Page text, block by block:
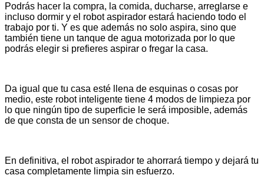
Podrás hacer la compra, la comida, ducharse, arreglarse e
incluso dormir y el robot aspirador estará haciendo todo el
trabajo por ti. Y es que además no solo aspira, sino que
también tiene un tanque de agua motorizada por lo que
podrás elegir si prefieres aspirar o fregar la casa.
Da igual que tu casa esté llena de esquinas o cosas por
medio, este robot inteligente tiene 4 modos de limpieza por
lo que ningún tipo de superficie le será imposible, además
de que consta de un sensor de choque.
En definitiva, el robot aspirador te ahorrará tiempo y dejará tu
casa completamente limpia sin esfuerzo.